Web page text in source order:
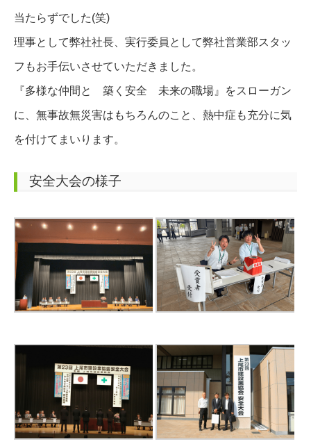
当たらずでした(笑)
理事として弊社社長、実行委員として弊社営業部スタッ
フもお手伝いさせていただきました。
『多様な仲間と 築く安全 未来の職場』をスローガン
に、無事故無災害はもちろんのこと、熱中症も充分に気
を付けてまいります。
安全大会の様子